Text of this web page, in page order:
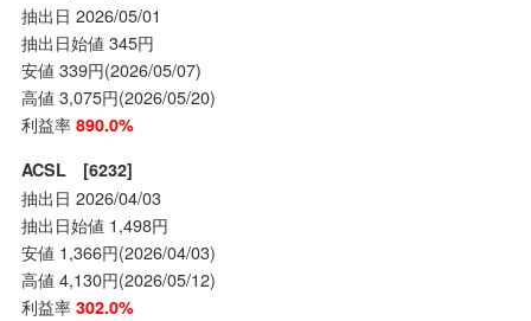
抽出日 2026/05/01
抽出日始値 345円
安値 339円(2026/05/07)
高値 3,075円(2026/05/20)
利益率 890.0%
ACSL [6232]
抽出日 2026/04/03
抽出日始値 1,498円
安値 1,366円(2026/04/03)
高値 4,130円(2026/05/12)
利益率 302.0%